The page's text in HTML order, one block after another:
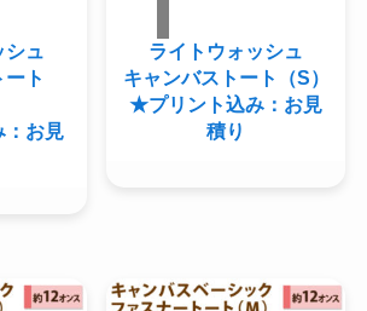
シュ
ト
お見
ライトウォッシュ
キャンバストート（S）
★プリント込み：お見
積り